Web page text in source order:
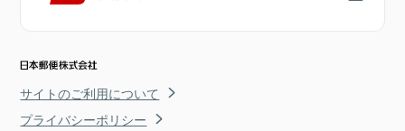
サイトのご利用について
プライバシーポリシー